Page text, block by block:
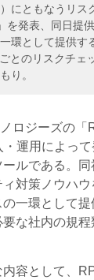
にともなうリス
を発表、同日提
環として提供す
とのリスクチェ
り。
ロジーズの「
運用によっ
ルである。
対策ノウハ
一環として提
な社内の規
容として、